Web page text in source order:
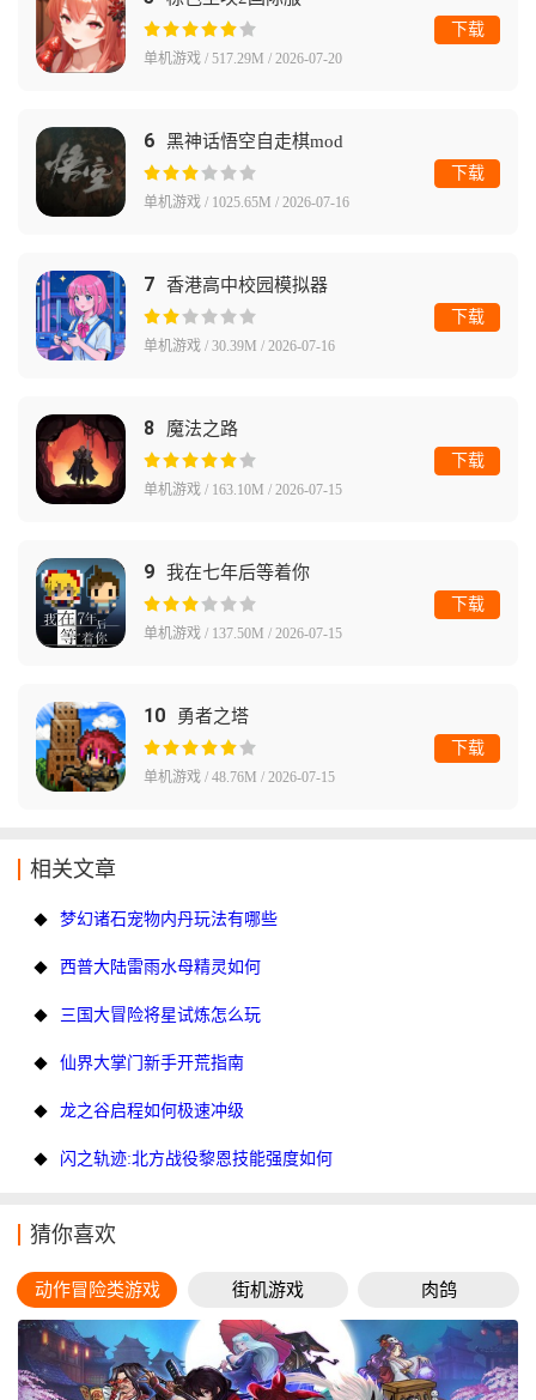
单机游戏 / 517.29M / 2026-07-20
下载
6 黑神话悟空自走棋mod
单机游戏 / 1025.65M / 2026-07-16
下载
7 香港高中校园模拟器
单机游戏 / 30.39M / 2026-07-16
下载
8 魔法之路
单机游戏 / 163.10M / 2026-07-15
下载
9 我在七年后等着你
单机游戏 / 137.50M / 2026-07-15
下载
10 勇者之塔
单机游戏 / 48.76M / 2026-07-15
下载
相关文章
梦幻诸石宠物内丹玩法有哪些
西普大陆雷雨水母精灵如何
三国大冒险将星试炼怎么玩
仙界大掌门新手开荒指南
龙之谷启程如何极速冲级
闪之轨迹:北方战役黎恩技能强度如何
猜你喜欢
动作冒险类游戏 街机游戏 肉鸽